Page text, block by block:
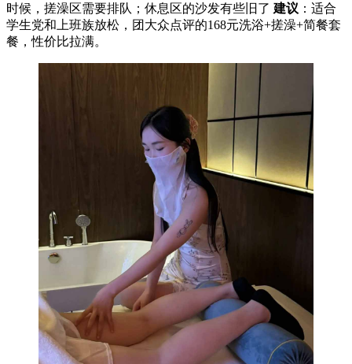
时候，搓澡区需要排队；休息区的沙发有些旧了 建议 ：适合
学生党和上班族放松，团大众点评的168元洗浴+搓澡+简餐套
餐，性价比拉满。